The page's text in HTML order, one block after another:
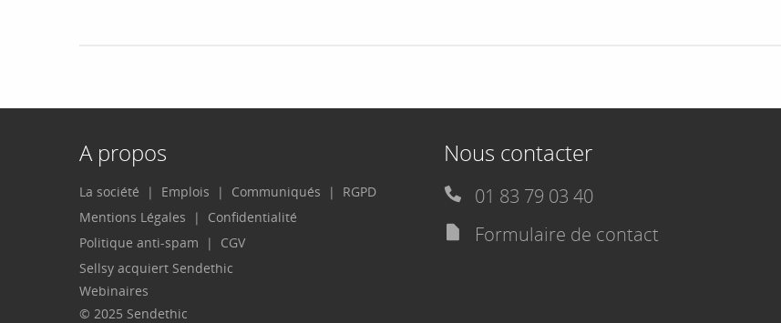
A propos
La société Emplois Communiqués
RGPD
Mentions Légales
Confidentialité
Politique anti-spam
CGV
Sellsy acquiert Sendethic
Webinaires
© 2025 Sendethic
Nous contacter
01 83 79 03 40
Formulaire de contact